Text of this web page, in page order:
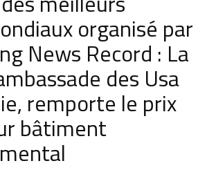
organisé par
News Record : La
des Usa
remporte le prix
bâtiment